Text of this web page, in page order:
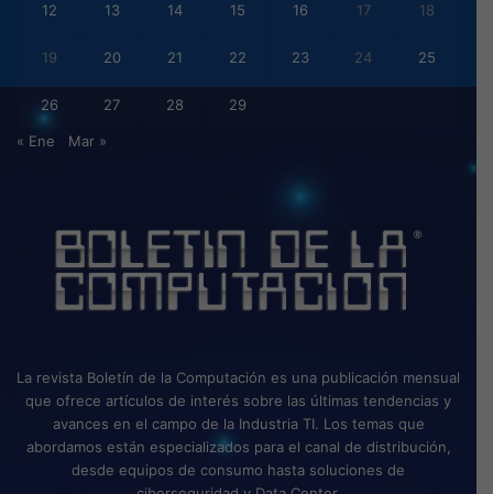
12 13 14 15 16 17 18
19 20 21 22 23 24 25
26 27 28 29
« Ene Mar »
La revista Boletín de la Computación es una publicación mensual
que ofrece artículos de interés sobre las últimas tendencias y
avances en el campo de la Industria TI. Los temas que
abordamos están especializados para el canal de distribución,
desde equipos de consumo hasta soluciones de